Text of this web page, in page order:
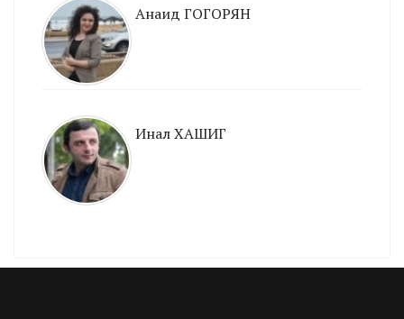
Анаид ГОГОРЯН
Инал ХАШИГ